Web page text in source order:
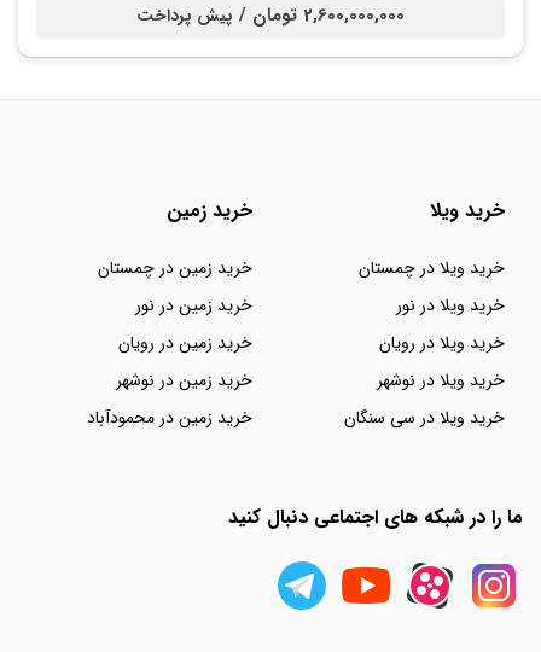
2,600,000,000 تومان / پیش پرداخت
خرید ویلا
خرید ویلا در چمستان
خرید ویلا در نور
خرید ویلا در رویان
خرید ویلا در نوشهر
خرید ویلا در سی سنگان
خرید زمین
خرید زمین در چمستان
خرید زمین در نور
خرید زمین در رویان
خرید زمین در نوشهر
خرید زمین در محمودآباد
ما را در شبکه های اجتماعی دنبال کنید